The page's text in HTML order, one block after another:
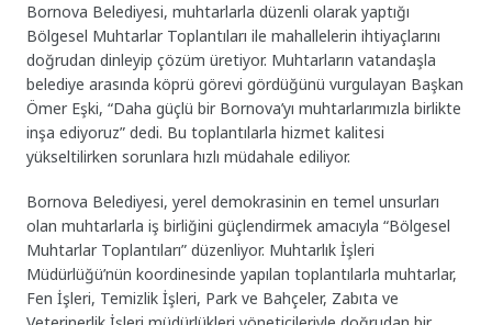
Bornova Belediyesi, muhtarlarla düzenli olarak yaptığı
Bölgesel Muhtarlar Toplantıları ile mahallelerin ihtiyaçlarını
doğrudan dinleyip çözüm üretiyor. Muhtarların vatandaşla
belediye arasında köprü görevi gördüğünü vurgulayan Başkan
Ömer Eşki, “Daha güçlü bir Bornova’yı muhtarlarımızla birlikte
inşa ediyoruz” dedi. Bu toplantılarla hizmet kalitesi
yükseltilirken sorunlara hızlı müdahale ediliyor.
Bornova Belediyesi, yerel demokrasinin en temel unsurları
olan muhtarlarla iş birliğini güçlendirmek amacıyla “Bölgesel
Muhtarlar Toplantıları” düzenliyor. Muhtarlık İşleri
Müdürlüğü’nün koordinesinde yapılan toplantılarla muhtarlar,
Fen İşleri, Temizlik İşleri, Park ve Bahçeler, Zabıta ve